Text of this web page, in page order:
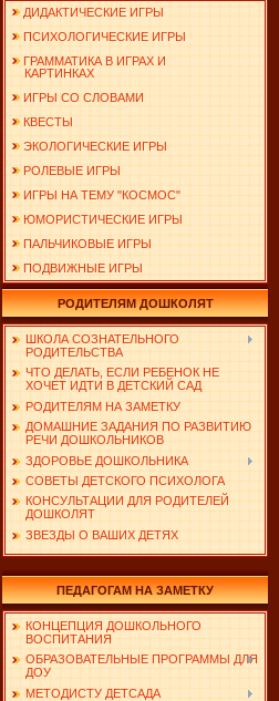
ДИДАКТИЧЕСКИЕ ИГРЫ
ПСИХОЛОГИЧЕСКИЕ ИГРЫ
ГРАММАТИКА В ИГРАХ И
КАРТИНКАХ
ИГРЫ СО СЛОВАМИ
КВЕСТЫ
ЭКОЛОГИЧЕСКИЕ ИГРЫ
РОЛЕВЫЕ ИГРЫ
ИГРЫ НА ТЕМУ "КОСМОС"
ЮМОРИСТИЧЕСКИЕ ИГРЫ
ПАЛЬЧИКОВЫЕ ИГРЫ
ПОДВИЖНЫЕ ИГРЫ
РОДИТЕЛЯМ ДОШКОЛЯТ
ШКОЛА СОЗНАТЕЛЬНОГО
РОДИТЕЛЬСТВА
ЧТО ДЕЛАТЬ, ЕСЛИ РЕБЕНОК НЕ
ХОЧЕТ ИДТИ В ДЕТСКИЙ САД
РОДИТЕЛЯМ НА ЗАМЕТКУ
ДОМАШНИЕ ЗАДАНИЯ ПО РАЗВИТИЮ
РЕЧИ ДОШКОЛЬНИКОВ
ЗДОРОВЬЕ ДОШКОЛЬНИКА
СОВЕТЫ ДЕТСКОГО ПСИХОЛОГА
КОНСУЛЬТАЦИИ ДЛЯ РОДИТЕЛЕЙ
ДОШКОЛЯТ
ЗВЕЗДЫ О ВАШИХ ДЕТЯХ
ПЕДАГОГАМ НА ЗАМЕТКУ
КОНЦЕПЦИЯ ДОШКОЛЬНОГО
ВОСПИТАНИЯ
ОБРАЗОВАТЕЛЬНЫЕ ПРОГРАММЫ ДЛЯ
ДОУ
МЕТОДИСТУ ДЕТСАДА